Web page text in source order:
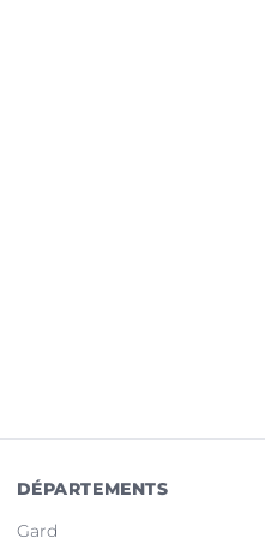
DÉPARTEMENTS
Gard